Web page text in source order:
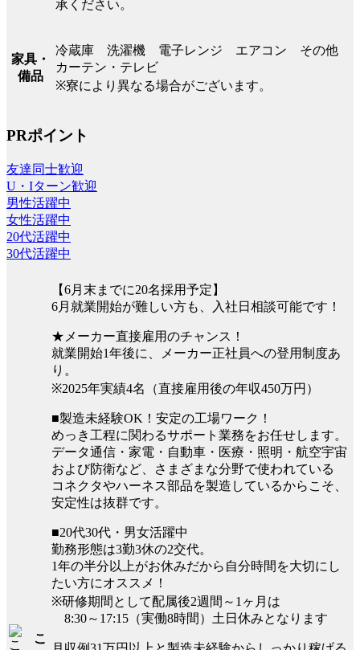
承ください。
家具・
備品
冷蔵庫 洗濯機 電子レンジ エアコン その他
カーテン・テレビ
※寮により異なる場合がございます。
PRポイント
友達同士歓迎
U・Iターン歓迎
男性活躍中
女性活躍中
20代活躍中
30代活躍中
こ
【6月末までに20名採用予定】
6月就業開始が難しい方も、入社日相談可能です！
★メーカー直接雇用のチャンス！
就業開始1年後に、メーカー正社員への登用制度あ
り。
※2025年実績4名（直接雇用後の年収450万円）
■製造未経験OK！安定の工場ワーク！
めっき工程に関わるサポート業務をお任せします。
データ通信・家電・自動車・医療・照明・航空宇宙
および防衛など、さまざまな分野で使われている
コネクタやハーネス部品を製造しているからこそ、
安定性は抜群です。
■20代30代・男女活躍中
勤務形態は3勤3休の2交代。
1年の半分以上がお休みだから自分時間を大切にし
たい方にオススメ！
※研修期間として配属後2週間～1ヶ月は
8:30～17:15（実働8時間）土日休みとなります